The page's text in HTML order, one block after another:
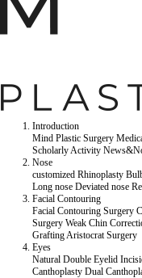
Introduction
Mind Plastic Surgery
Scholarly Activity
Nose
customized Rhinoplasty
Long nose Deviated nose
Facial Contouring
Facial Contouring Surgery
Surgery Weak Chin
GraftingAristocrat Surgery
Eyes
Natural Double Eyelid
Canthoplasty Dual